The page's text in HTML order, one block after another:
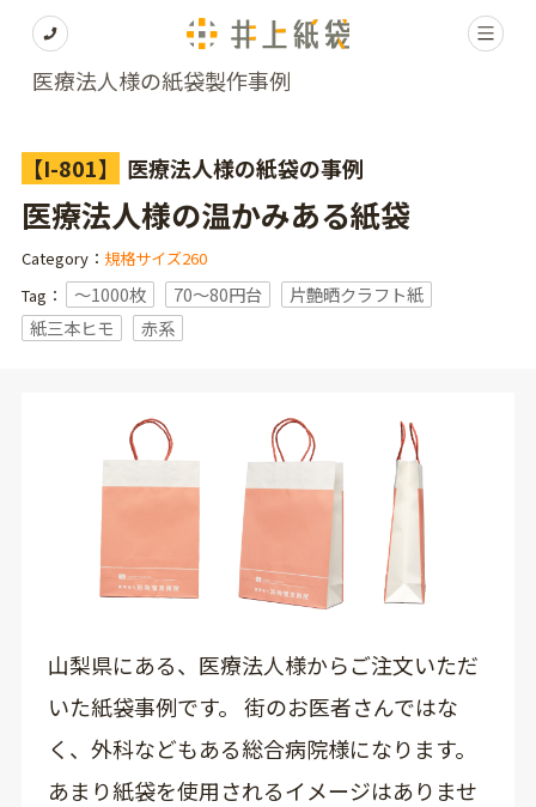
医療法人様の紙袋製作事例
【I-801】 医療法人様の紙袋の事例
医療法人様の温かみある紙袋
Category： 規格サイズ260
Tag：
〜1000枚 70～80円台
片艶晒クラフト紙
紙三本ヒモ
赤系
山梨県にある、医療法人様からご注文いただ
いた紙袋事例です。 街のお医者さんではな
く、外科などもある総合病院様になります。
あまり紙袋を使用されるイメージはありませ